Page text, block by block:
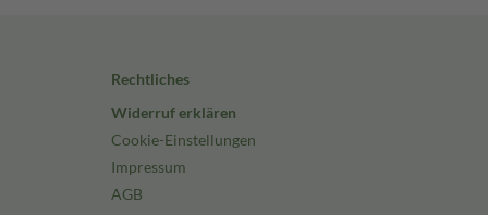
Rechtliches
Widerruf erklären
Cookie-Einstellungen
Impressum
AGB